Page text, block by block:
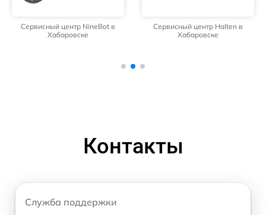
Сервисный центр NineBot в
Хабаровске
Сервисный центр Halten в
Хабаровске
Контакты
Служба поддержки